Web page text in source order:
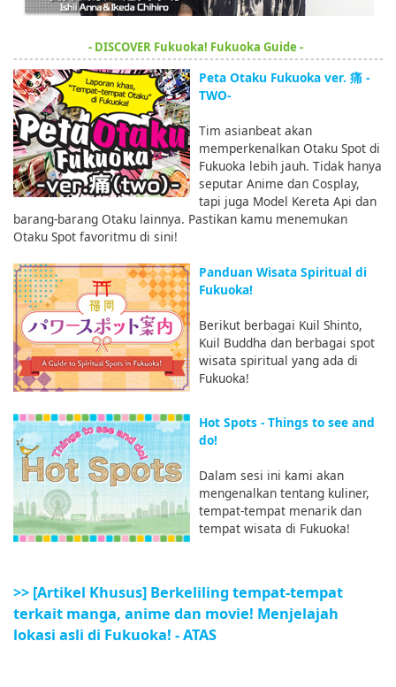
- DISCOVER Fukuoka! Fukuoka Guide -
Peta Otaku Fukuoka ver. 痛 -
TWO-
Tim asianbeat akan
memperkenalkan Otaku Spot di
Fukuoka lebih jauh. Tidak hanya
seputar Anime dan Cosplay,
tapi juga Model Kereta Api dan
barang-barang Otaku lainnya. Pastikan kamu menemukan
Otaku Spot favoritmu di sini!
Panduan Wisata Spiritual di
Fukuoka!
Berikut berbagai Kuil Shinto,
Kuil Buddha dan berbagai spot
wisata spiritual yang ada di
Fukuoka!
Hot Spots - Things to see and
do!
Dalam sesi ini kami akan
mengenalkan tentang kuliner,
tempat-tempat menarik dan
tempat wisata di Fukuoka!
>> [Artikel Khusus] Berkeliling tempat-tempat
terkait manga, anime dan movie! Menjelajah
lokasi asli di Fukuoka! - ATAS